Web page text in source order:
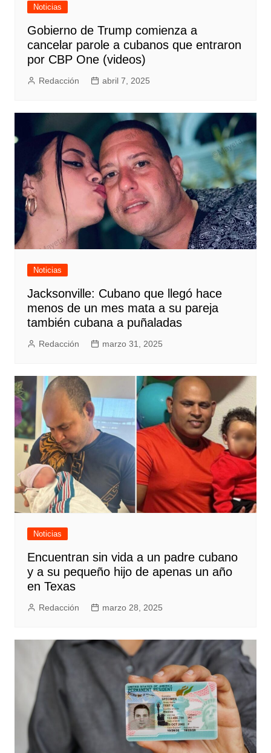
Noticias
Gobierno de Trump comienza a
cancelar parole a cubanos que entraron
por CBP One (videos)
Redacción abril 7, 2025
Noticias
Jacksonville: Cubano que llegó hace
menos de un mes mata a su pareja
también cubana a puñaladas
Redacción marzo 31, 2025
Noticias
Encuentran sin vida a un padre cubano
y a su pequeño hijo de apenas un año
en Texas
Redacción marzo 28, 2025